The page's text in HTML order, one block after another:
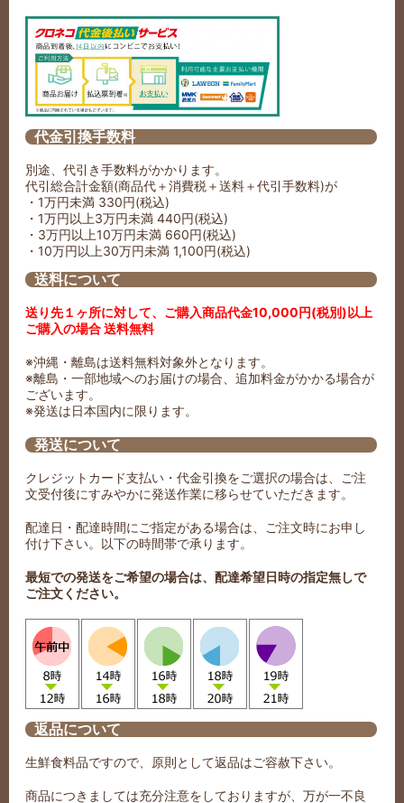
代金引換手数料
別途、代引き手数料がかかります。
代引総合計金額(商品代＋消費税＋送料＋代引手数料)が
・1万円未満 330円(税込)
・1万円以上3万円未満 440円(税込)
・3万円以上10万円未満 660円(税込)
・10万円以上30万円未満 1,100円(税込)
送料について
送り先１ヶ所に対して、ご購入商品代金10,000円(税別)以上
ご購入の場合 送料無料
※沖縄・離島は送料無料対象外となります。
※離島・一部地域へのお届けの場合、追加料金がかかる場合が
ございます。
※発送は日本国内に限ります。
発送について
クレジットカード支払い・代金引換をご選択の場合は、ご注
文受付後にすみやかに発送作業に移らせていただきます。
配達日・配達時間にご指定がある場合は、ご注文時にお申し
付け下さい。以下の時間帯で承ります。
最短での発送をご希望の場合は、配達希望日時の指定無しで
ご注文ください。
返品について
生鮮食料品ですので、原則として返品はご容赦下さい。
商品につきましては充分注意をしておりますが、万が一不良